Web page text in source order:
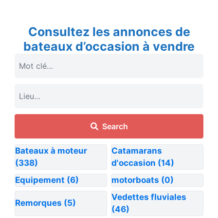
Consultez les annonces de
bateaux d’occasion à vendre
Search
Bateaux à moteur
(338)
Catamarans
d'occasion (14)
Equipement (6) motorboats (0)
Remorques (5)
Vedettes fluviales
(46)